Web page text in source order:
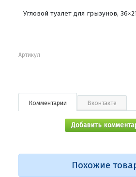
Угловой туалет для грызунов,
Артикул
Комментарии Вконтакте
Добавить
Похожие